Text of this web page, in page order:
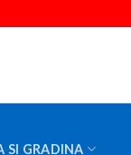
SI GRADINA